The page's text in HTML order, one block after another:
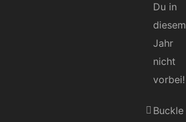
Du in
diesem
Jahr
nicht
vorbei!
Buckle